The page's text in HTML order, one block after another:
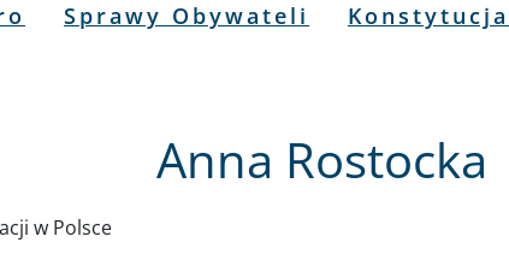
Sprawy Obywateli Konstytucja
Anna Rostocka
w Polsce